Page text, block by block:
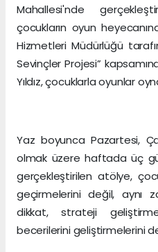
Mahallesi'nde
çocukların oyun
Hizmetleri Müdürlüğü
Sevinçler Projesi”
Yıldız, çocuklarla oyunlar
Yaz boyunca Pazartesi,
olmak üzere haftada üç
gerçekleştirilen atölye,
geçirmelerini değil, aynı
dikkat, strateji
becerilerini geliştirmelerini